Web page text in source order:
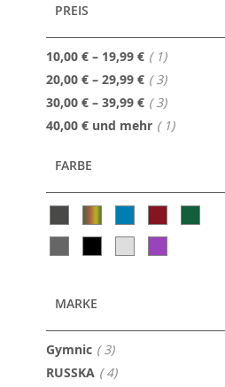
PREIS
10,00 € – 19,99 € 1Artikel
20,00 € – 29,99 € 3Artikel
30,00 € – 39,99 € 3Artikel
40,00 € und mehr 1Artikel
FARBE
MARKE
Gymnic 3Artikel
RUSSKA 4Artikel